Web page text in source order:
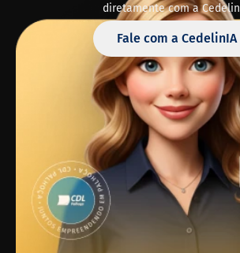
diretamente com a Cedelin
Fale com a CedelinIA